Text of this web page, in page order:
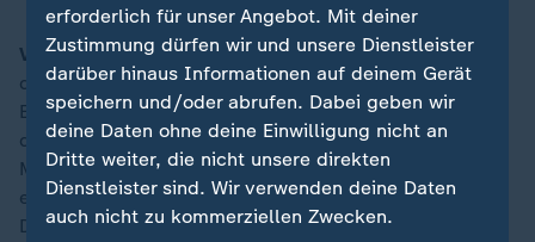
Verleihung des Jugend-Karlspreises:Eine Woche vor
der Karlspreisverleihung in Aachen wird der
Europäische Karlspreis für die Jugend verliehen. An
dem Wettbewerb haben sich wieder Hunderte junger
Menschen aus der EU mit Projekten beworben, die zur
europäischen Verständigung beitragen. Gewinner aus
Deutschland ist die "Feminist Law Clinic" (FLC).
erforderlich für unser Angebot. Mit deiner
Zustimmung dürfen wir und unsere Dienstleister
darüber hinaus Informationen auf deinem Gerät
speichern und/oder abrufen. Dabei geben wir
deine Daten ohne deine Einwilligung nicht an
Dritte weiter, die nicht unsere direkten
Dienstleister sind. Wir verwenden deine Daten
auch nicht zu kommerziellen Zwecken.